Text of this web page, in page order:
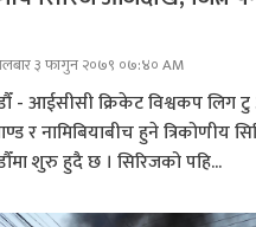
३ फागुन २०७९ ०७:४० AM
- आईसीसी क्रिकेट विश्वकप लिग टु
र नामिबियाबीच हुने त्रिकोणीय
शुरु हुदै छ । सिरिजको पहि...